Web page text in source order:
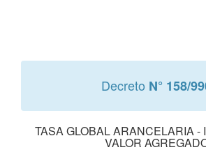
Decreto N° 158/
TASA GLOBAL ARANCELARIA -
VALOR